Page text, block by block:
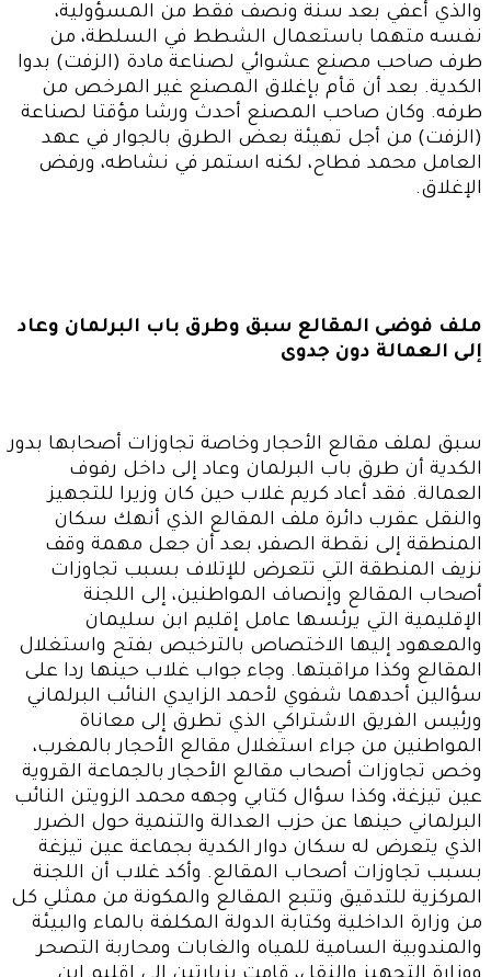
والذي أعفي بعد سنة ونصف فقط من المسؤولية،
نفسه متهما باستعمال الشطط في السلطة، من
طرف صاحب مصنع عشوائي لصناعة مادة (الزفت) بدوا
الكدية. بعد أن قأم بإغلاق المصنع غير المرخص من
طرفه. وكان صاحب المصنع أحدث ورشا مؤقتا لصناعة
(الزفت) من أجل تهيئة بعض الطرق بالجوار في عهد
العامل محمد فطاح، لكنه استمر في نشاطه، ورفض
الإغلاق.
ملف فوضى المقالع سبق وطرق باب البرلمان وعاد
إلى العمالة دون جدوى
سبق لملف مقالع الأحجار وخاصة تجاوزات أصحابها بدور
الكدية أن طرق باب البرلمان وعاد إلى داخل رفوف
العمالة. فقد أعاد كريم غلاب حين كان وزيرا للتجهيز
والنقل عقرب دائرة ملف المقالع الذي أنهك سكان
المنطقة إلى نقطة الصفر، بعد أن جعل مهمة وقف
نزيف المنطقة التي تتعرض للإتلاف بسبب تجاوزات
أصحاب المقالع وإنصاف المواطنين، إلى اللجنة
الإقليمية التي يرئسها عامل إقليم ابن سليمان
والمعهود إليها الاختصاص بالترخيص بفتح واستغلال
المقالع وكذا مراقبتها. وجاء جواب غلاب حينها ردا على
سؤالين أحدهما شفوي لأحمد الزايدي النائب البرلماني
ورئيس الفريق الاشتراكي الذي تطرق إلى معاناة
المواطنين من جراء استغلال مقالع الأحجار بالمغرب،
وخص تجاوزات أصحاب مقالع الأحجار بالجماعة القروية
عين تيزغة، وكذا سؤال كتابي وجهه محمد الزويتن النائب
البرلماني حينها عن حزب العدالة والتنمية حول الضرر
الذي يتعرض له سكان دوار الكدية بجماعة عين تيزغة
بسبب تجاوزات أصحاب المقالع. وأكد غلاب أن اللجنة
المركزية للتدقيق وتتبع المقالع والمكونة من ممثلي كل
من وزارة الداخلية وكتابة الدولة المكلفة بالماء والبيئة
والمندوبية السامية للمياه والغابات ومحاربة التصحر